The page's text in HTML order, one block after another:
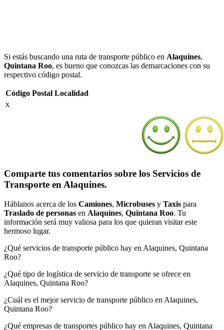
Si estás buscando una ruta de transporte público en Alaquines,
Quintana Roo, es bueno que conozcas las demarcaciones con su
respectivo código postal.
Código Postal Localidad
x
Comparte tus comentarios sobre los Servicios de
Transporte en Alaquines.
Háblanos acerca de los Camiones, Microbuses y Taxis para
Traslado de personas en Alaquines, Quintana Roo. Tu
información será muy valiosa para los que quieran visitar este
hermoso lugar.
¿Qué servicios de transporte público hay en Alaquines, Quintana
Roo?
¿Qué tipo de logística de servicio de transporte se ofrece en
Alaquines, Quintana Roo?
¿Cuál es el mejor servicio de transporte público en Alaquines,
Quintana Roo?
¿Qué empresas de transportes público hay en Alaquines, Quintana